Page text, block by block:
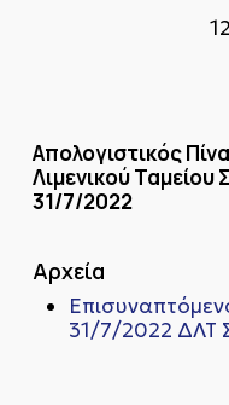
Απολογιστικός
Λιμενικού
31/7/2022
Αρχεία
31/7/2022 ΔΛΤ